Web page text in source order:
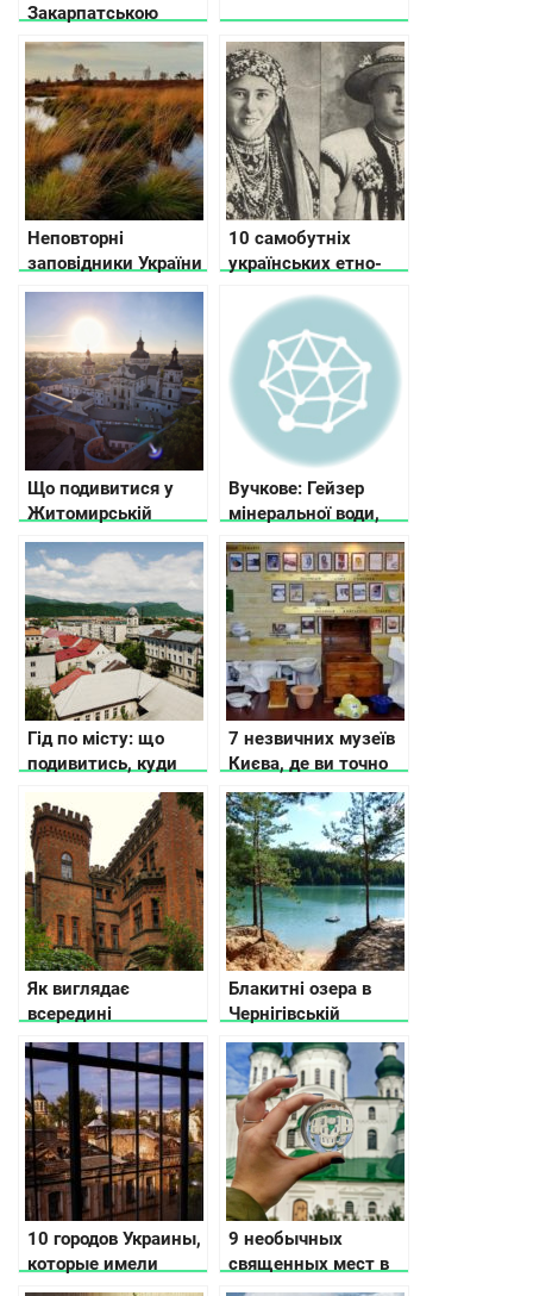
Закарпатською
областю: частина 2
Неповторні
заповідники України
10 самобутніх
українських етно-
Що подивитися у
Житомирській
області
Вучкове: Гейзер
мінеральної води,
пам’ятник бджолі та
найдовший міст
Гід по місту: що
подивитись, куди
піти і де зупинитися
в Хусті
7 незвичних музеїв
Києва, де ви точно
не засумуєте
Як виглядає
всередині
покинутий палац на
Черкащині (фото)
Блакитні озера в
Чернігівській
області
10 городов Украины,
которые имели
статус столицы
9 необычных
священных мест в
Украине